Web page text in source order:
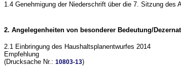
1.4 Genehmigung der Niederschrift über die 7. Sitzung
2. Angelegenheiten von besonderer Bedeutung/
2.1 Einbringung des Haushaltsplanentwurfes 2014
Empfehlung
(Drucksache Nr.: 10803-13)